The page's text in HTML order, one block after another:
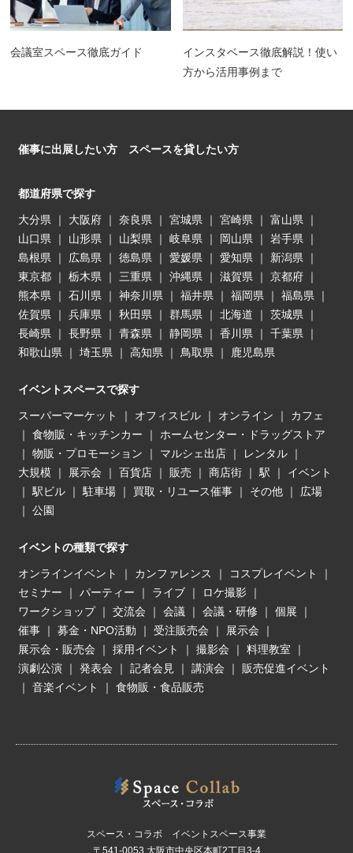
会議室スペース徹底ガイド
インスタベース徹底解説！使い
方から活用事例まで
催事に出展したい方 スペースを貸したい方
都道府県で探す
大分県｜ 大阪府｜ 奈良県｜ 宮城県｜ 宮崎県｜ 富山県｜
山口県｜ 山形県｜ 山梨県｜ 岐阜県｜ 岡山県｜ 岩手県｜
島根県｜ 広島県｜ 徳島県｜ 愛媛県｜ 愛知県｜ 新潟県｜
東京都｜ 栃木県｜ 三重県｜ 沖縄県｜ 滋賀県｜ 京都府｜
熊本県｜ 石川県｜ 神奈川県｜ 福井県｜ 福岡県｜ 福島県｜
佐賀県｜ 兵庫県｜ 秋田県｜ 群馬県｜ 北海道 ｜ 茨城県｜
長崎県｜ 長野県｜ 青森県｜ 静岡県｜ 香川県｜ 千葉県｜
和歌山県｜ 埼玉県｜ 高知県｜ 鳥取県｜ 鹿児島県
イベントスペースで探す
スーパーマーケット ｜ オフィスビル｜ オンライン ｜ カフェ
｜ 食物販・キッチンカー ｜ ホームセンター・ドラッグストア
｜ 物販・プロモーション ｜ マルシェ出店｜ レンタル｜
大規模｜ 展示会 ｜ 百貨店｜ 販売 ｜ 商店街｜駅 ｜ イベント
｜駅ビル｜駐車場｜ 買取・リユース催事｜ その他｜ 広場
｜ 公園
イベントの種類で探す
オンラインイベント ｜ カンファレンス ｜ コスプレイベント
｜
セミナー ｜ パーティー ｜ ライブ｜ ロケ撮影｜
ワークショップ｜ 交流会 ｜ 会議｜ 会議・研修｜ 個展 ｜
催事｜ 募金・NPO活動 ｜ 受注販売会 ｜ 展示会 ｜
展示会・販売会 ｜ 採用イベント ｜ 撮影会 ｜ 料理教室 ｜
演劇公演｜ 発表会 ｜ 記者会見 ｜ 講演会 ｜ 販売促進イベント
｜ 音楽イベント ｜ 食物販・食品販売
スペース・コラボ イベントスペース事業